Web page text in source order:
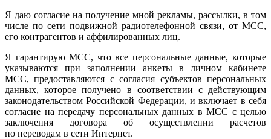
Я даю согласие на получение мной рекламы, рассылки, в том
числе по сети подвижной радиотелефонной связи, от МСС,
его контрагентов и аффилированных лиц.
Я гарантирую МСС, что все персональные данные, которые
указываются при заполнении анкеты в личном кабинете
МСС, предоставляются с согласия субъектов персональных
данных, которое получено в соответствии с действующим
законодательством Российской Федерации, и включает в себя
согласие на передачу персональных данных в МСС с целью
заключения договора об осуществлении расчетов
по переводам в сети Интернет.